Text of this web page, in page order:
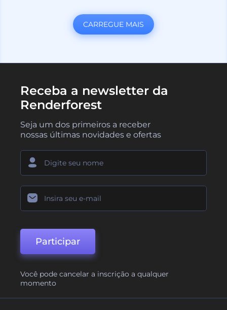
CARREGUE MAIS
Receba a newsletter da
Renderforest
Seja um dos primeiros a receber
nossas últimas novidades e ofertas
Participar
Você pode cancelar a inscrição a qualquer
momento